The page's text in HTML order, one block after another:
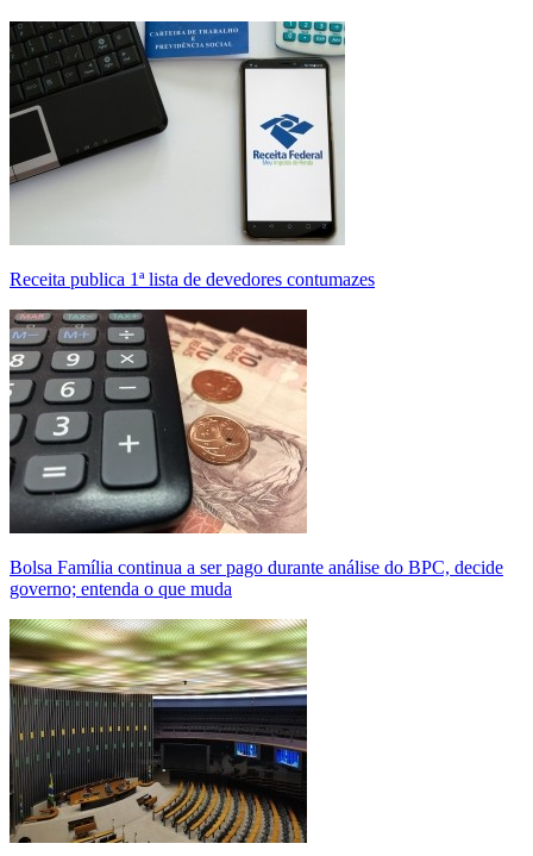
Receita publica 1ª lista de devedores contumazes
Bolsa Família continua a ser pago durante análise do BPC, decide
governo; entenda o que muda